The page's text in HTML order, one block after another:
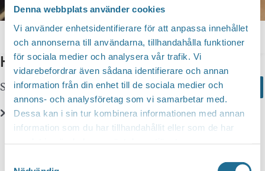
Denna webbplats använder cookies
Vi använder enhetsidentifierare för att anpassa innehållet
och annonserna till användarna, tillhandahålla funktioner
för sociala medier och analysera vår trafik. Vi
vidarebefordrar även sådana identifierare och annan
information från din enhet till de sociala medier och
annons- och analysföretag som vi samarbetar med.
Dessa kan i sin tur kombinera informationen med annan
information som du har tillhandahållit eller som de har
Berggrens Öltapp & Mat
Hittar du inte vad du söker?
Sök här... Search
Translate